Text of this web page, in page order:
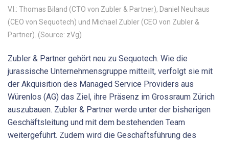
V.l.: Thomas Biland (CTO von Zubler & Partner), Daniel Neuhaus
(CEO von Sequotech) und Michael Zubler (CEO von Zubler &
Partner). (Source: zVg)
Zubler & Partner gehört neu zu Sequotech. Wie die
jurassische Unternehmensgruppe mitteilt, verfolgt sie mit
der Akquisition des Managed Service Providers aus
Würenlos (AG) das Ziel, ihre Präsenz im Grossraum Zürich
auszubauen. Zubler & Partner werde unter der bisherigen
Geschäftsleitung und mit dem bestehenden Team
weitergeführt. Zudem wird die Geschäftsführung des